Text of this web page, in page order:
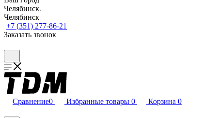
Челябинск
Челябинск
+7 (351) 277-86-21
Заказать звонок
Сравнение0 Избранные товары 0 Корзина 0